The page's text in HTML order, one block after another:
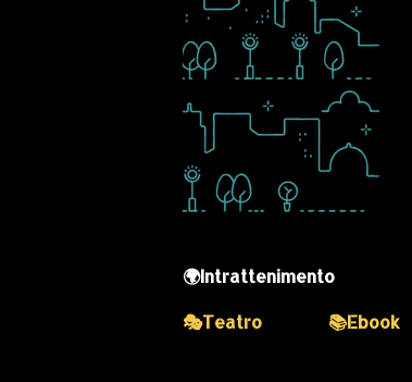
🌍Intrattenimento
🎭Teatro
📚Ebook